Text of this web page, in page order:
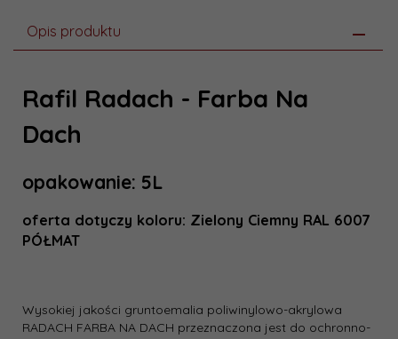
Opis produktu
Rafil Radach - Farba Na
Dach
opakowanie: 5L
oferta dotyczy koloru: Zielony Ciemny RAL 6007
PÓŁMAT
Wysokiej jakości gruntoemalia poliwinylowo-akrylowa
RADACH FARBA NA DACH przeznaczona jest do ochronno-